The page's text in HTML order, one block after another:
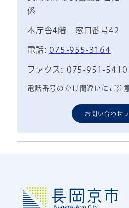
係
本庁舎4階 窓口番号42
電話: 075-955-3164
ファクス: 075-951-5410
電話番号のかけ間違いにご注
お問い合わせ